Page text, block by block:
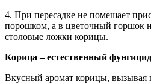
4. При пересадке не помешает
порошком, а в цветочный горшок
столовые ложки корицы.
Корица – естественный
Вкусный аромат корицы, вызывая